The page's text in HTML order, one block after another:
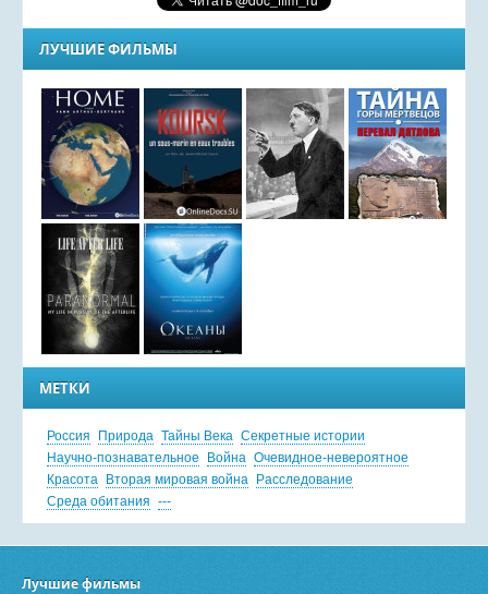
ЛУЧШИЕ ФИЛЬМЫ
МЕТКИ
Россия Природа Тайны Века Секретные истории
Научно-познавательное
Война Очевидное-невероятное
Красота
Вторая мировая война
Расследование
Среда обитания ---
Лучшие фильмы